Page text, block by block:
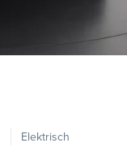
Elektrisch